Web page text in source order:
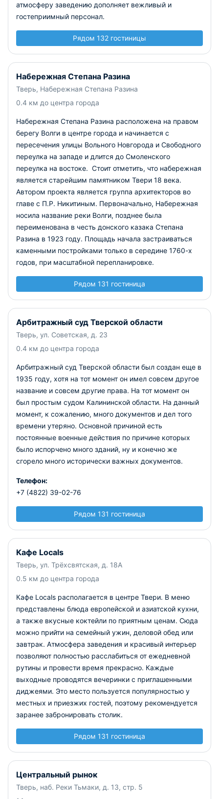
атмосферу заведению дополняет вежливый и
гостеприимный персонал.
Рядом 132 гостиницы
Набережная Степана Разина
Тверь, Набережная Степана Разина
0.4 км до центра города
Набережная Степана Разина расположена на правом
берегу Волги в центре города и начинается с
пересечения улицы Вольного Новгорода и Свободного
переулка на западе и длится до Смоленского
переулка на востоке. Стоит отметить, что набережная
является старейшим памятником Твери 18 века.
Автором проекта является группа архитекторов во
главе с П.Р. Никитиным. Первоначально, Набережная
носила название реки Волги, позднее была
переименована в честь донского казака Степана
Разина в 1923 году. Площадь начала застраиваться
каменными постройками только в середине 1760-х
годов, при масштабной перепланировке.
Рядом 131 гостиница
Арбитражный суд Тверской области
Тверь, ул. Советская, д. 23
0.4 км до центра города
Арбитражный суд Тверской области был создан еще в
1935 году, хотя на тот момент он имел совсем другое
название и совсем другие права. На тот момент он
был простым судом Калининской области. На данный
момент, к сожалению, много документов и дел того
времени утеряно. Основной причиной есть
постоянные военные действия по причине которых
было испорчено много зданий, ну и конечно же
сгорело много исторически важных документов.
Телефон:
+7 (4822) 39-02-76
Рядом 131 гостиница
Кафе Locals
Тверь, ул. Трёхсвятская, д. 18А
0.5 км до центра города
Кафе Locals располагается в центре Твери. В меню
представлены блюда европейской и азиатской кухни,
а также вкусные коктейли по приятным ценам. Сюда
можно прийти на семейный ужин, деловой обед или
завтрак. Атмосфера заведения и красивый интерьер
позволяют полностью расслабиться от ежедневной
рутины и провести время прекрасно. Каждые
выходные проводятся вечеринки с приглашенными
диджеями. Это место пользуется популярностью у
местных и приезжих гостей, поэтому рекомендуется
заранее забронировать столик.
Рядом 131 гостиница
Центральный рынок
Тверь, наб. Реки Тьмаки, д. 13, стр. 5